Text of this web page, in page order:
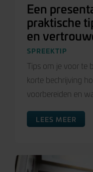
Een
praktische
en
SPREEKTIP
Tips om je voor te
korte bechrijving
voorbereiden en
LEES MEER